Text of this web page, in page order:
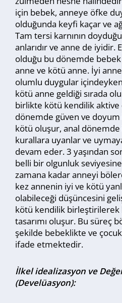
için bebek, anneye öfke
olduğunda keyfi kaçar ve
Tam tersi karnının
anlarıdır ve anne de iyidir.
olduğu bu dönemde bebek
anne ve kötü anne. İyi
olumlu duygular
kötü anne geldiği sırada
birlikte kötü kendilik aktive
dönemde güven ve doyum
kötü oluşur, anal
kurallara uyanlar ve
devam eder. 3 yaşından
belli bir olgunluk
zamana kadar anneyi
kez annenin iyi ve kötü
olabileceği düşüncesini
kötü kendilik
tasarımı oluşur. Bu süreç
şekilde bebeklikte ve
ifade etmektedir.
İlkel idealizasyon ve
(Develüasyon):